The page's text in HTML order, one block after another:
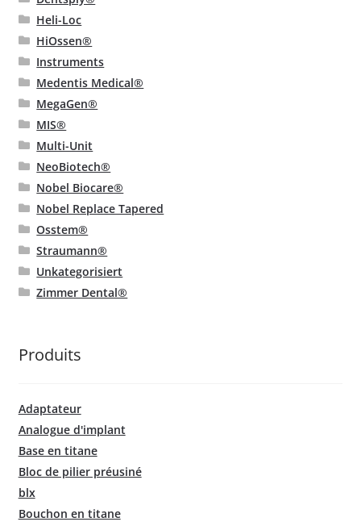
Heli-Loc
HiOssen®
Instruments
Medentis Medical®
MegaGen®
MIS®
Multi-Unit
NeoBiotech®
Nobel Biocare®
Nobel Replace Tapered
Osstem®
Straumann®
Unkategorisiert
Zimmer Dental®
Produits
Adaptateur
Analogue d'implant
Base en titane
Bloc de pilier préusiné
blx
Bouchon en titane